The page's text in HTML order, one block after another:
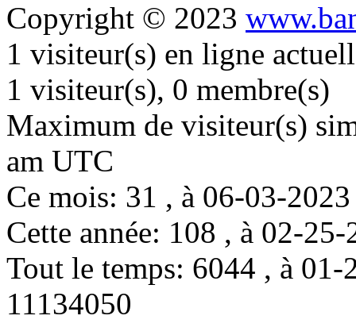
Copyright © 2023
1 visiteur(s) en ligne
1 visiteur(s), 0 membre(s)
Maximum de visiteur(s)
am UTC
Ce mois: 31 , à 06-03-
Cette année: 108 , à 02-
Tout le temps: 6044 , à
11134050